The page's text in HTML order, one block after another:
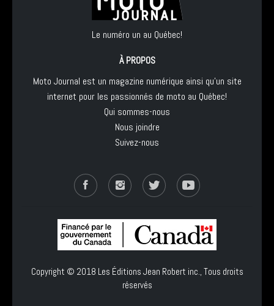
Le numéro un au Québec!
À PROPOS
Moto Journal est un magazine numérique ainsi qu'un site
internet pour les passionnés de moto au Québec!
Qui sommes-nous
Nous joindre
Suivez-nous
Copyright © 2018 Les Éditions Jean Robert inc., Tous droits
réservés